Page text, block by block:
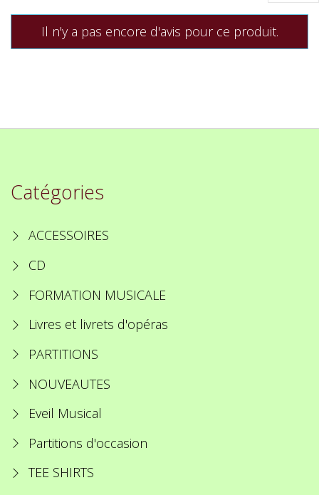
Il n'y a pas encore d'avis pour ce produit.
Catégories
ACCESSOIRES
CD
FORMATION MUSICALE
Livres et livrets d'opéras
PARTITIONS
NOUVEAUTES
Eveil Musical
Partitions d'occasion
TEE SHIRTS